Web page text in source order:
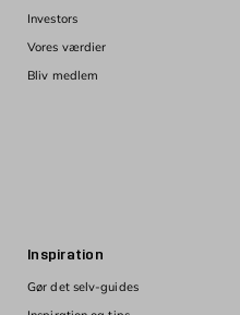
Investors
Vores værdier
Bliv medlem
Inspiration
Gør det selv-guides